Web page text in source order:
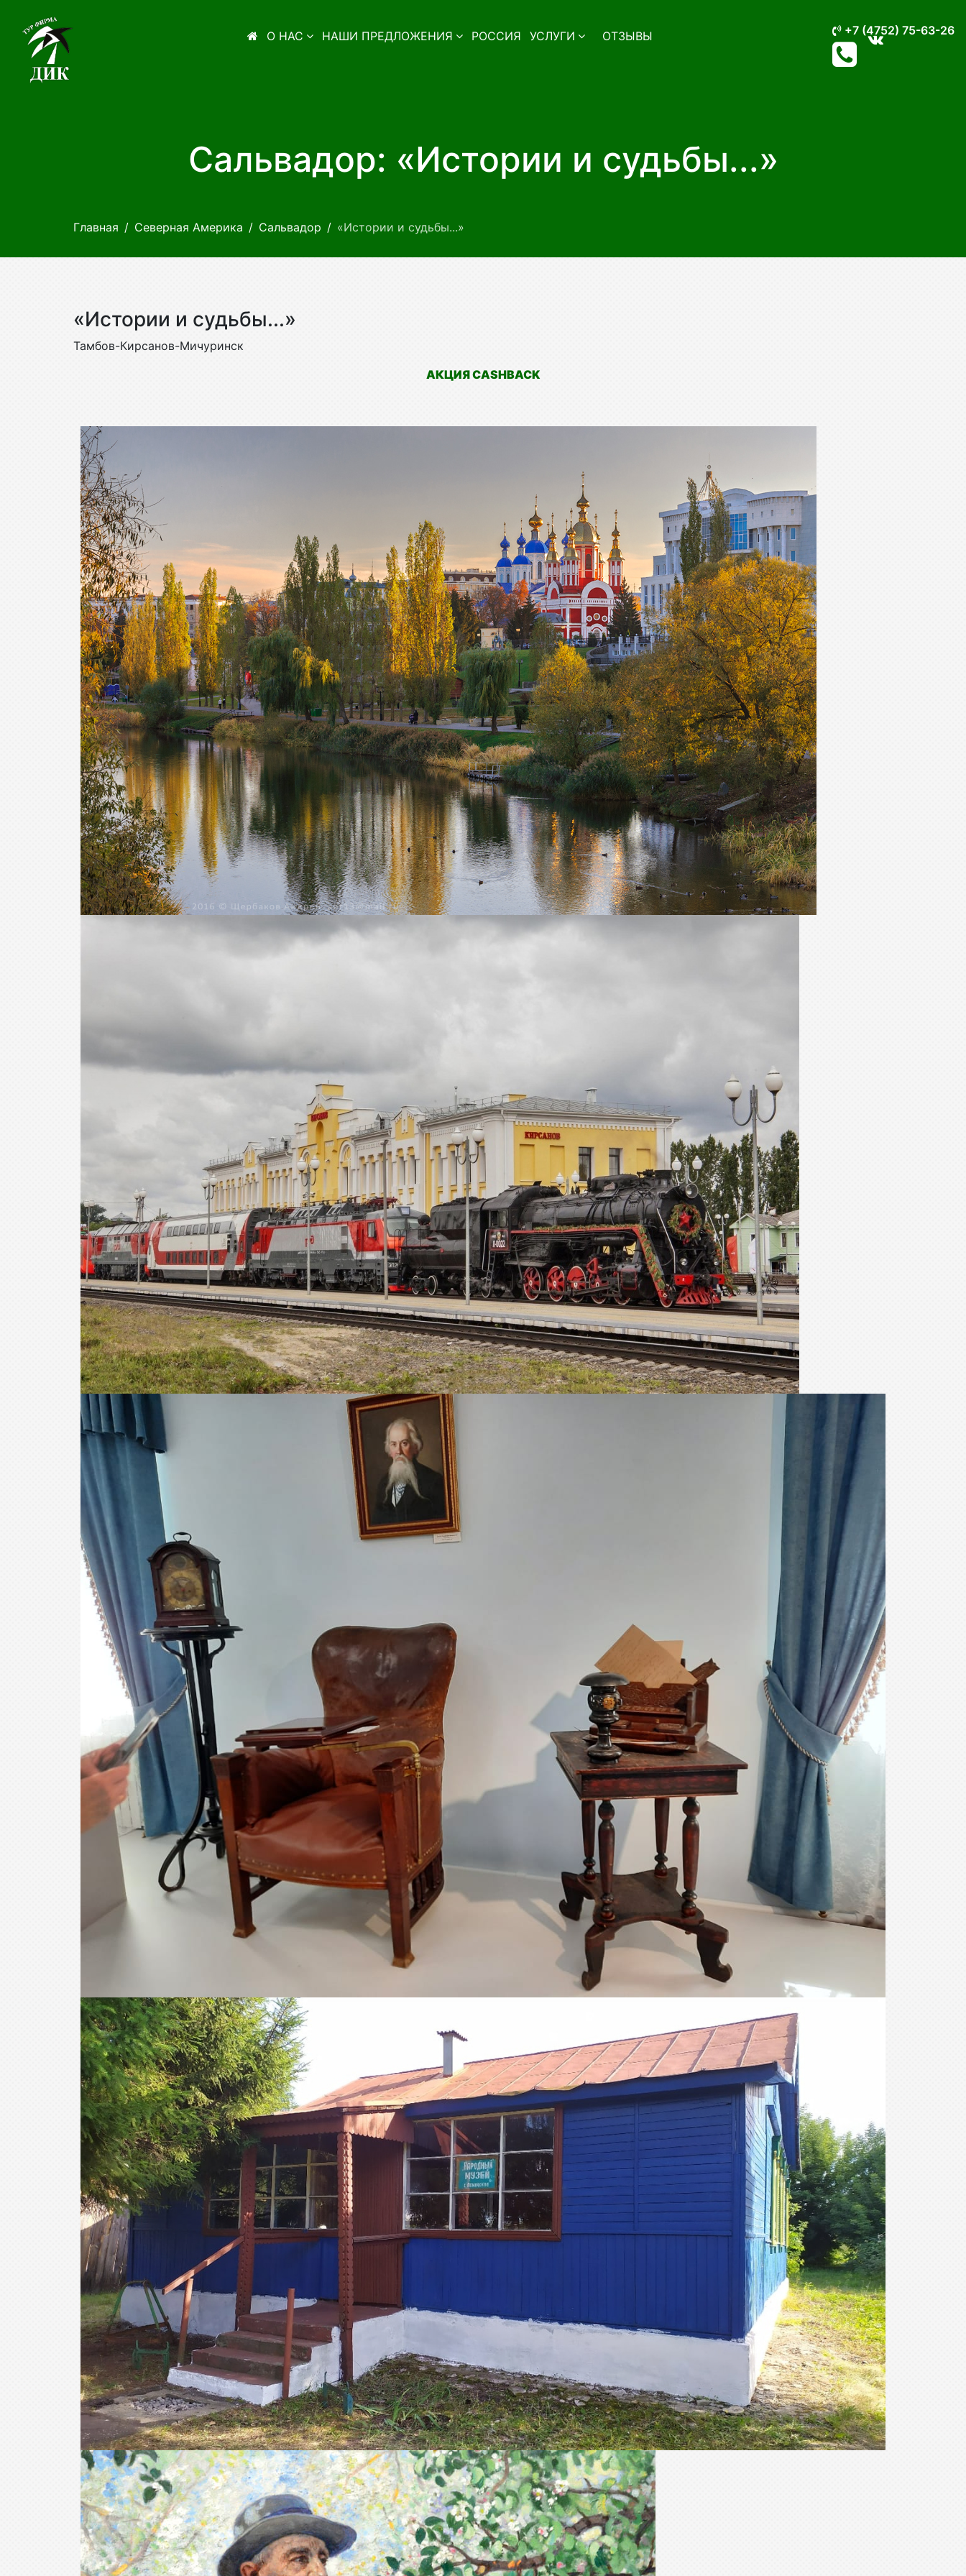
О НАС НАШИ ПРЕДЛОЖЕНИЯ РОССИЯ УСЛУГИ ОТЗЫВЫ +7 (4752) 75-63-26
Сальвадор: «Истории и судьбы...»
Главная Северная Америка Сальвадор «Истории и судьбы...»
«Истории и судьбы...»
Тамбов-Кирсанов-Мичуринск
АКЦИЯ CASHBACK